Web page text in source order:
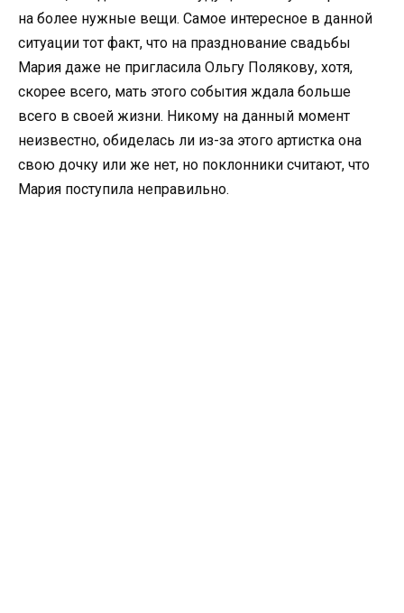
на более нужные вещи. Самое интересное в данной
ситуации тот факт, что на празднование свадьбы
Мария даже не пригласила Ольгу Полякову, хотя,
скорее всего, мать этого события ждала больше
всего в своей жизни. Никому на данный момент
неизвестно, обиделась ли из-за этого артистка она
свою дочку или же нет, но поклонники считают, что
Мария поступила неправильно.